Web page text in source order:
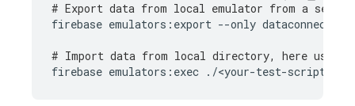
# Export data from local emulator from a
firebase emulators:export --only dataconnect
# Import data from local directory, here using
firebase emulators:exec ./<your-test-script>.sh